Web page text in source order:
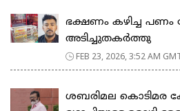
ഭക്ഷണം കഴിച്ച പണം
അടിച്ചുതകർത്തു
FEB 23, 2026, 3:52 AM
ശബരിമല കൊടിമര